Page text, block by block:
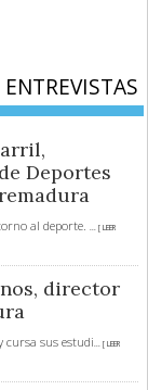
ENTREVISTAS
Deportes
al deporte.
... [ LEER
director
cursa sus estudi... [ LEER